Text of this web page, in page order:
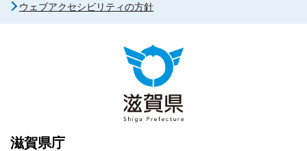
ウェブアクセシビリティの方針
滋賀県庁